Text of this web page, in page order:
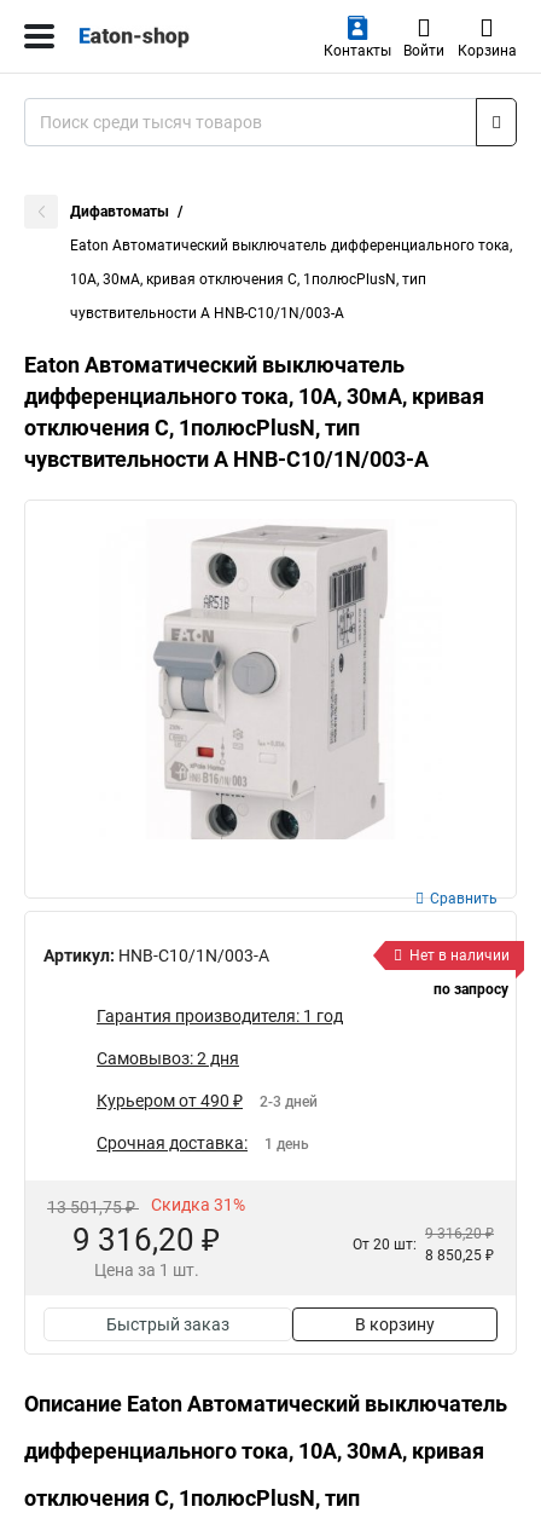
Контакты Войти Корзина
Дифавтоматы
Eaton Автоматический выключатель дифференциального тока,
10A, 30мА, кривая отключения C, 1полюсPlusN, тип
чувствительности A HNB-C10/1N/003-A
Eaton Автоматический выключатель
дифференциального тока, 10A, 30мА, кривая
отключения C, 1полюсPlusN, тип
чувствительности A HNB-C10/1N/003-A
Артикул: HNB-C10/1N/003-A
Сравнить
Нет в наличии
по запросу
Гарантия производителя: 1 год
Самовывоз: 2 дня
Курьером от 490 ₽ 2-3 дней
Срочная доставка: 1 день
13 501,75 ₽ Скидка 31%
9 316,20 ₽
Цена за 1 шт.
От 20 шт:
9 316,20 ₽
8 850,25 ₽
Быстрый заказ В корзину
Описание Eaton Автоматический выключатель
дифференциального тока, 10A, 30мА, кривая
отключения C, 1полюсPlusN, тип